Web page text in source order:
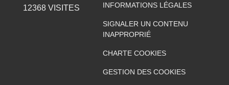
12368VISITES INFORMATIONS LÉGALES
SIGNALER UN CONTENU
INAPPROPRIÉ
CHARTE COOKIES
GESTION DES COOKIES